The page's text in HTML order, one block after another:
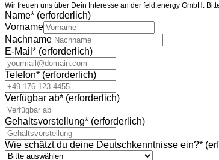
Wir freuen uns über Dein Interesse an der feld.energy GmbH.
Name* (erforderlich)
Vorname
Nachname
E-Mail * (erforderlich)
Telefon* (erforderlich)
Verfügbar ab* (erforderlich)
Gehaltsvorstellung* (erforderlich)
Wie schätzt du deine Deutschkenntnisse ein?*